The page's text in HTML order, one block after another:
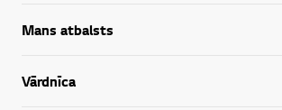
Mans atbalsts
Vārdnīca